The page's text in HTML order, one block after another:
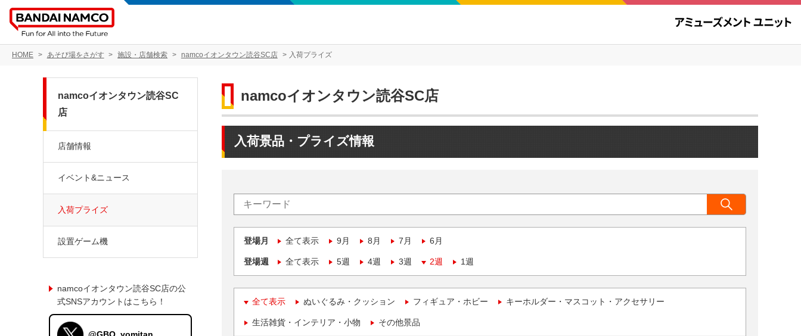
HOME あそび場をさがす 施設・店舗検索 namcoイオンタウン読谷SC店 入荷プライズ
namcoイオンタウン読谷SC店
入荷景品・プライズ情報
登場月 全て表示 9月 8月 7月 6月
登場週 全て表示 5週 4週 3週 2週 1週
全て表示 ぬいぐるみ・クッション フィギュア・ホビー キーホルダー・マスコット・アクセサリー
生活雑貨・インテリア・小物 その他景品
namcoイオンタウン読谷SC
店
店舗情報
イベント&ニュース
入荷プライズ
設置ゲーム機
namcoイオンタウン読谷SC店の公
式SNSアカウントはこちら！